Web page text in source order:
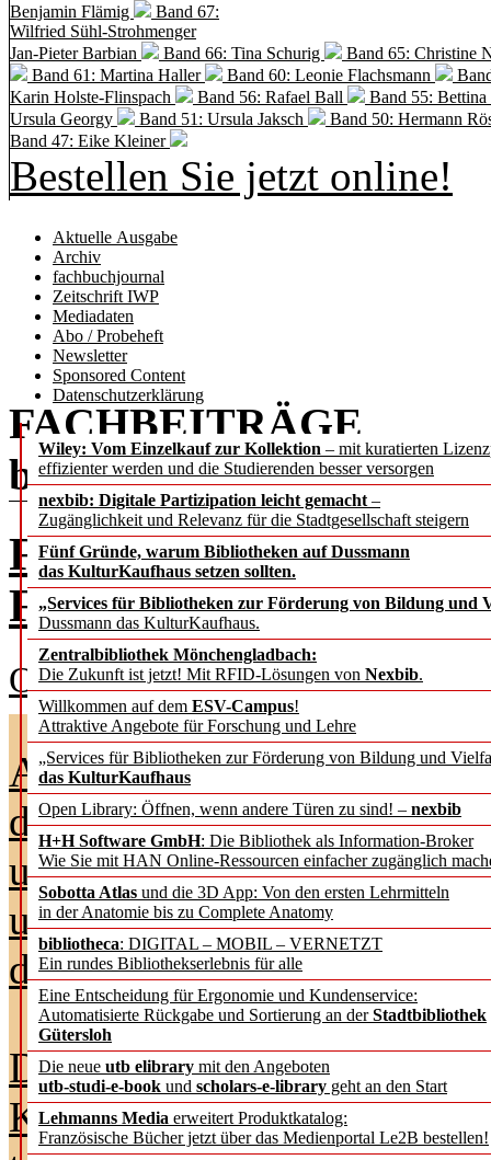
Benjamin Flämig
Band 67:
Wilfried Sühl-Strohmenger
Jan-Pieter Barbian
Band 66: Tina Schurig
Band 65: Christine
Band 61: Martina Haller
Band 60: Leonie Flachsmann
Karin Holste-Flinspach
Band 56: Rafael Ball
Band 55:
Ursula Georgy
Band 51: Ursula Jaksch Band 50: Hermann
Band 47: Eike Kleiner
Bestellen Sie jetzt online!
Aktuelle Ausgabe
Archiv
fachbuchjournal
Zeitschrift IWP
Mediadaten
Abo / Probeheft
Newsletter
Sponsored Content
Datenschutzerklärung
Wiley: Vom Einzelkauf zur Kollektion – mit kuratierten
effizienter werden und die Studierenden besser versorgen
nexbib: Digitale Partizipation leicht gemacht –
Zugänglichkeit und Relevanz für die Stadtgesellschaft steigern
Fünf Gründe, warum Bibliotheken auf Dussmann
das KulturKaufhaus setzen sollten.
„Services für Bibliotheken zur Förderung von Bildung und
Dussmann das KulturKaufhaus.
Zentralbibliothek Mönchengladbach:
Die Zukunft ist jetzt! Mit RFID-Lösungen von Nexbib.
Willkommen auf dem ESV-Campus!
Attraktive Angebote für Forschung und Lehre
„Services für Bibliotheken zur Förderung von Bildung und
das KulturKaufhaus
Open Library: Öffnen, wenn andere Türen zu sind! – nexbib
H+H Software GmbH: Die Bibliothek als Information-Broker
Wie Sie mit HAN Online-Ressourcen einfacher zugänglich
Sobotta Atlas und die 3D App: Von den ersten Lehrmitteln
in der Anatomie bis zu Complete Anatomy
bibliotheca: DIGITAL – MOBIL – VERNETZT
Ein rundes Bibliothekserlebnis für alle
Eine Entscheidung für Ergonomie und Kundenservice:
Automatisierte Rückgabe und Sortierung an derStadtbibliothek
Gütersloh
Die neue utb elibrary mit den Angeboten
utb-studi-e-book und scholars-e-library geht an den Start
Lehmanns Media erweitert Produktkatalog:
Französische Bücher jetzt über das Medienportal Le2B bestellen!
FACHBEITRÄGE
b.i.t.online6 / 2024
Forschungsbewertung
FIS, Open Science
Otmane Azeroual, Ulrich Herb,
Algorithmen lernen aus
die ihnen zur Verfügung
und wenn diese Daten
unvollständig sind, können
der KI ebenfalls verzerrt
Die Entwicklung von
KI-Modellen, die ihre